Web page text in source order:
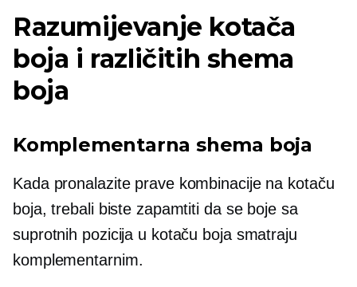
Razumijevanje kotača
boja i različitih shema
boja
Komplementarna shema boja
Kada pronalazite prave kombinacije na kotaču
boja, trebali biste zapamtiti da se boje sa
suprotnih pozicija u kotaču boja smatraju
komplementarnim.